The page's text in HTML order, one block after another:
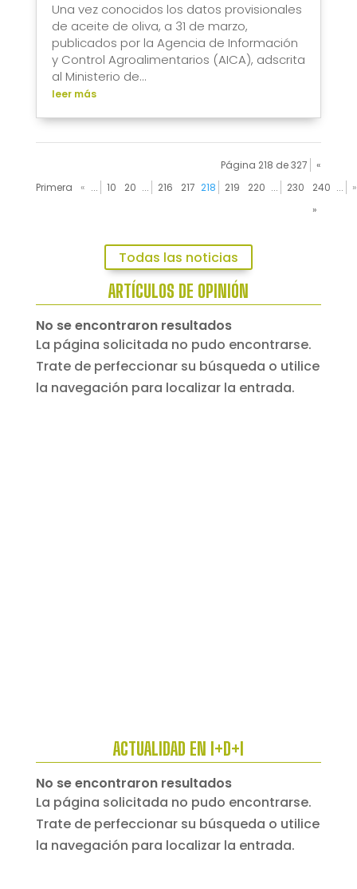
Una vez conocidos los datos provisionales
de aceite de oliva, a 31 de marzo,
publicados por la Agencia de Información
y Control Agroalimentarios (AICA), adscrita
al Ministerio de...
leer más
Página 218 de 327
«
Primera
« ... 10 20 ... 216 217 218 219 220 ... 230 240 ...
»
»
Todas las noticias
ARTÍCULOS DE OPINIÓN
No se encontraron resultados
La página solicitada no pudo encontrarse.
Trate de perfeccionar su búsqueda o utilice
la navegación para localizar la entrada.
ACTUALIDAD EN I+D+I
No se encontraron resultados
La página solicitada no pudo encontrarse.
Trate de perfeccionar su búsqueda o utilice
la navegación para localizar la entrada.